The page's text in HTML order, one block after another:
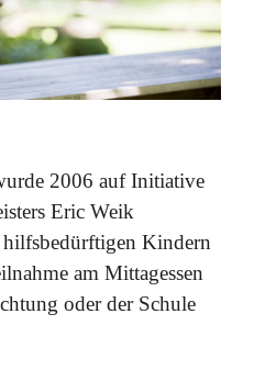
2006 aufInitiative
Eric Weik
hilfsbedürftigen Kindern
am Mittagessen
oder der Schule